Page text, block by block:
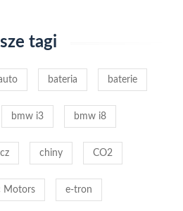
tagi
bateria baterie
bmw i3 bmw i8
chiny CO2
Motors e-tron